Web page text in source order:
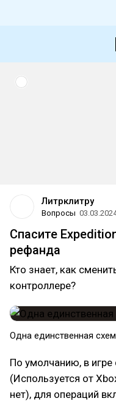
Литрклитру
Вопросы
Спасите
рефанда
Кто знает, как
контроллере?
Одна единственная
По умолчанию, в игре
(Используется от
нет), для операций